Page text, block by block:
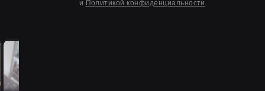
и Политикой конфиденциальности .